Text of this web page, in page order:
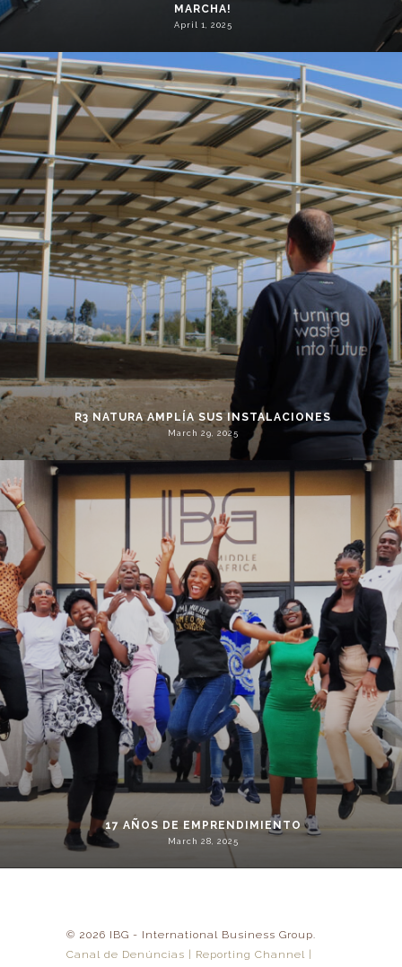
MARCHA!
April 1, 2025
R3 NATURA AMPLÍA SUS INSTALACIONES
March 29, 2025
17 AÑOS DE EMPRENDIMIENTO
March 28, 2025
© 2026 IBG - International Business Group.
Canal de Denúncias | Reporting Channel |